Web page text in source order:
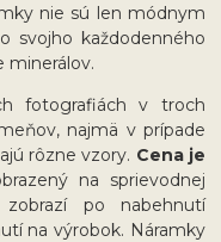
nie sú len módnym
svojho každodenného
minerálov.
fotografiách v troch
najmä v prípade
rôzne vzory. Cena je
na sprievodnej
po nabehnutí
na výrobok. Náramky